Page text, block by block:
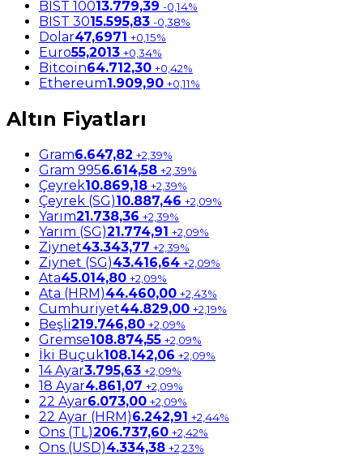
BIST 10013.779,39 -0,14%
BIST 3015.595,83 -0,38%
Dolar47,6971 +0,15%
Euro55,2013 +0,34%
Bitcoin64.712,30 +0,42%
Ethereum1.909,90 +0,11%
Altın Fiyatları
Gram6.647,82 +2,39%
Gram 9956.614,58 +2,39%
Çeyrek10.869,18 +2,39%
Çeyrek (SG)10.887,46 +2,09%
Yarım21.738,36 +2,39%
Yarım (SG)21.774,91 +2,09%
Ziynet43.343,77 +2,39%
Ziynet (SG)43.416,64 +2,09%
Ata45.014,80 +2,09%
Ata (HRM)44.460,00 +2,43%
Cumhuriyet44.829,00 +2,19%
Beşli219.746,80 +2,09%
Gremse108.874,55 +2,09%
İki Buçuk108.142,06 +2,09%
14 Ayar3.795,63 +2,09%
18 Ayar4.861,07 +2,09%
22 Ayar6.073,00 +2,09%
22 Ayar (HRM)6.242,91 +2,44%
Ons (TL)206.737,60 +2,42%
Ons (USD)4.334,38 +2,23%